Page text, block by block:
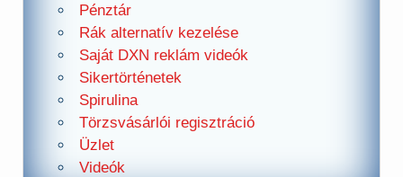
Pénztár
Rák alternatív kezelése
Saját DXN reklám videók
Sikertörténetek
Spirulina
Törzsvásárlói regisztráció
Üzlet
Videók